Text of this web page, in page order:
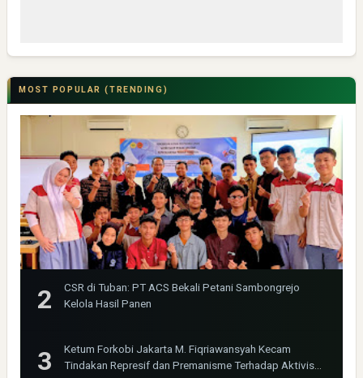
MOST POPULAR (TRENDING)
CSR di Tuban: PT ACS Bekali Petani Sambongrejo
Kelola Hasil Panen
Ketum Forkobi Jakarta M. Fiqriawansyah Kecam
Tindakan Represif dan Premanisme Terhadap Aktivis